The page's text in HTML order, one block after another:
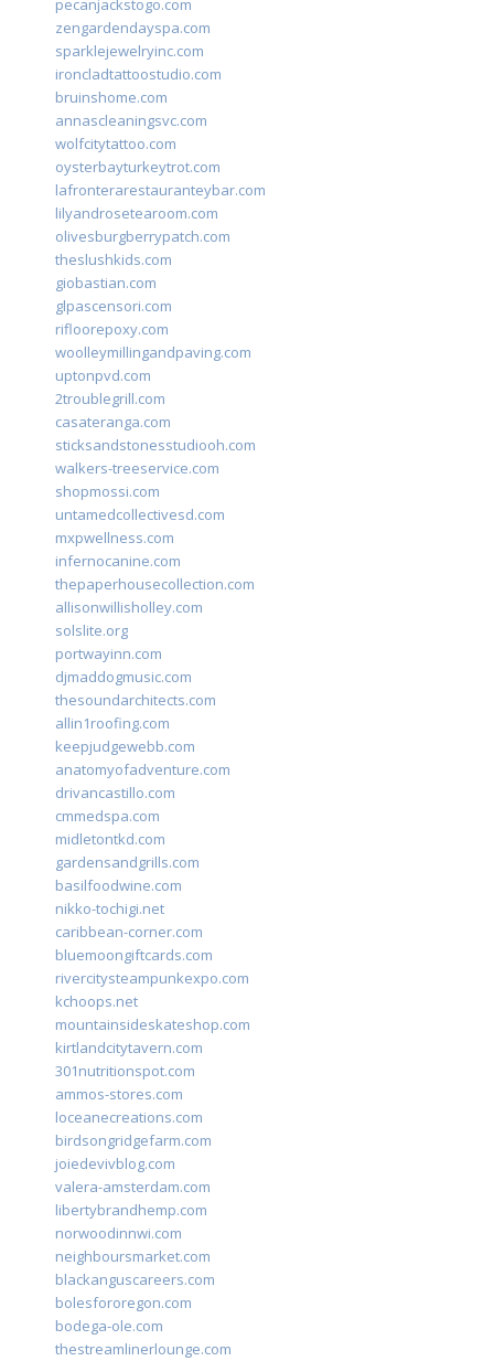
pecanjackstogo.com
zengardendayspa.com
sparklejewelryinc.com
ironcladtattoostudio.com
bruinshome.com
annascleaningsvc.com
wolfcitytattoo.com
oysterbayturkeytrot.com
lafronterarestauranteybar.com
lilyandrosetearoom.com
olivesburgberrypatch.com
theslushkids.com
giobastian.com
glpascensori.com
rifloorepoxy.com
woolleymillingandpaving.com
uptonpvd.com
2troublegrill.com
casateranga.com
sticksandstonesstudiooh.com
walkers-treeservice.com
shopmossi.com
untamedcollectivesd.com
mxpwellness.com
infernocanine.com
thepaperhousecollection.com
allisonwillisholley.com
solslite.org
portwayinn.com
djmaddogmusic.com
thesoundarchitects.com
allin1roofing.com
keepjudgewebb.com
anatomyofadventure.com
drivancastillo.com
cmmedspa.com
midletontkd.com
gardensandgrills.com
basilfoodwine.com
nikko-tochigi.net
caribbean-corner.com
bluemoongiftcards.com
rivercitysteampunkexpo.com
kchoops.net
mountainsideskateshop.com
kirtlandcitytavern.com
301nutritionspot.com
ammos-stores.com
loceanecreations.com
birdsongridgefarm.com
joiedevivblog.com
valera-amsterdam.com
libertybrandhemp.com
norwoodinnwi.com
neighboursmarket.com
blackanguscareers.com
bolesfororegon.com
bodega-ole.com
thestreamlinerlounge.com